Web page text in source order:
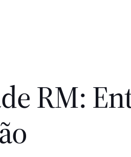
RM: